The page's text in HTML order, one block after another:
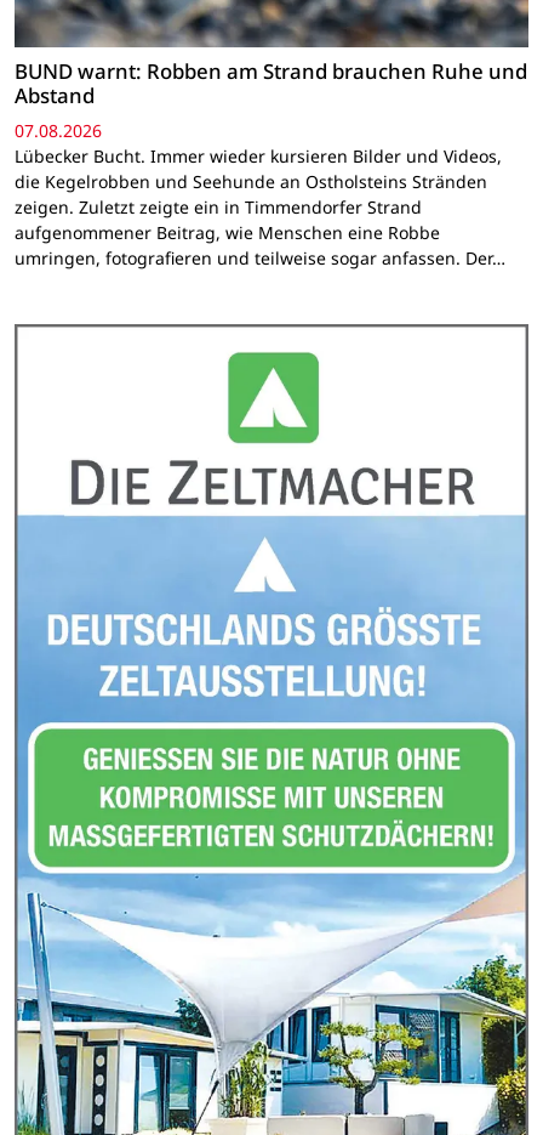
BUND warnt: Robben am Strand brauchen Ruhe und
Abstand
07.08.2026
Lübecker Bucht. Immer wieder kursieren Bilder und Videos,
die Kegelrobben und Seehunde an Ostholsteins Stränden
zeigen. Zuletzt zeigte ein in Timmendorfer Strand
aufgenommener Beitrag, wie Menschen eine Robbe
umringen, fotografieren und teilweise sogar anfassen. Der…